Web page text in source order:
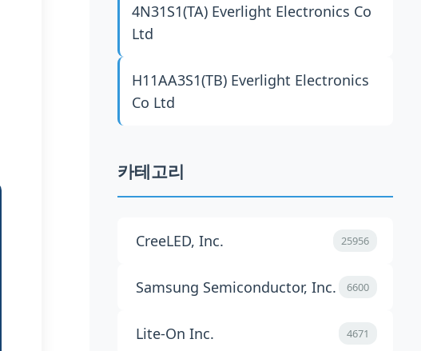
4N31S1(TA) Everlight Electronics Co
Ltd
H11AA3S1(TB) Everlight Electronics
Co Ltd
카테고리
CreeLED, Inc. 25956
Samsung Semiconductor, Inc. 6600
Lite-On Inc. 4671